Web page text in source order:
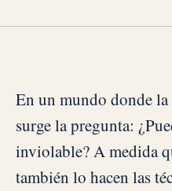
En un mundo donde
surge la pregunta:
inviolable? A medida
también lo hacen las